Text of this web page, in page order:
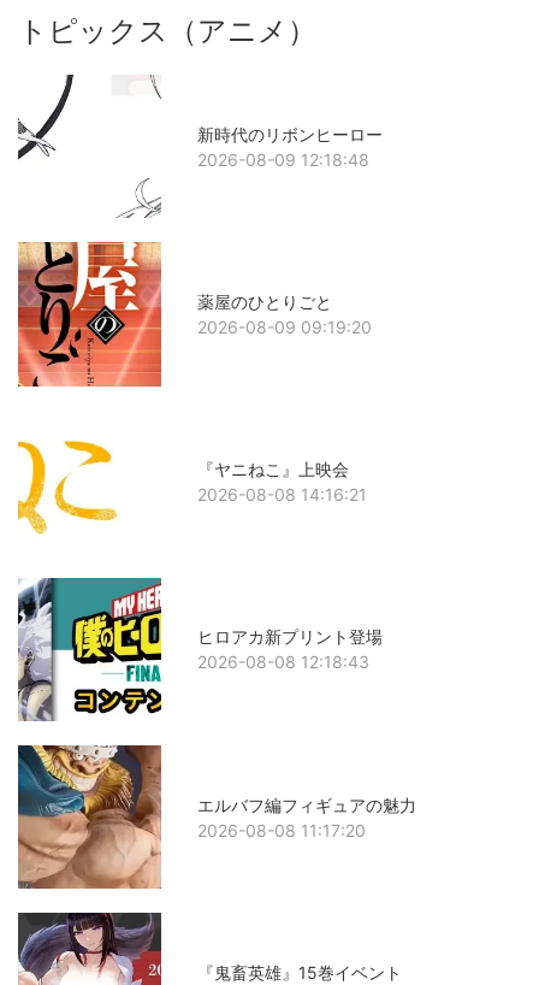
トピックス（アニメ）
新時代のリボンヒーロー
2026-08-09 12:18:48
薬屋のひとりごと
2026-08-09 09:19:20
『ヤニねこ』上映会
2026-08-08 14:16:21
ヒロアカ新プリント登場
2026-08-08 12:18:43
エルバフ編フィギュアの魅力
2026-08-08 11:17:20
『鬼畜英雄』15巻イベント